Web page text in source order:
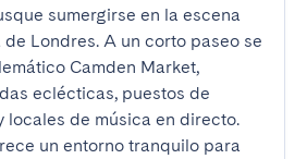
sumergirse en la escena
Londres. A un corto paseo se
Camden Market,
eclécticas, puestos de
locales de música en directo.
un entorno tranquilo para